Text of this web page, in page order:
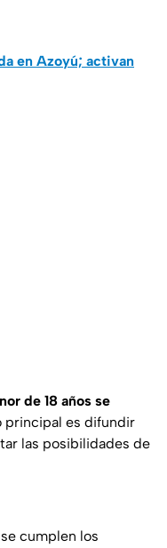
en Azoyú; activan
de 18 años se
principal es difundir
las posibilidades de
cumplen los